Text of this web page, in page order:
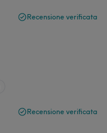
Recensione verificata
Recensione verificata